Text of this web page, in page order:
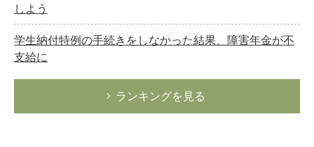
しよう
学生納付特例の手続きをしなかった結果、障害年金が不
支給に
ランキングを見る